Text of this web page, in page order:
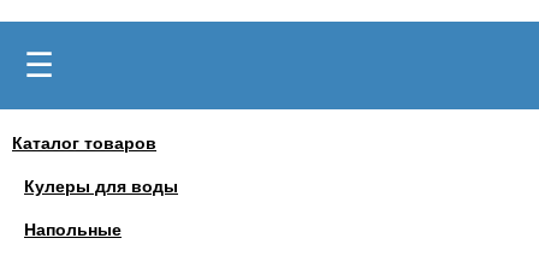
☰
Каталог товаров
Кулеры для воды
Напольные